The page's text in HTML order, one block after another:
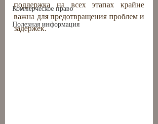
Коммерческое право
Полезная информация
поддержка на всех этапах крайне
важна для предотвращения проблем и
задержек.